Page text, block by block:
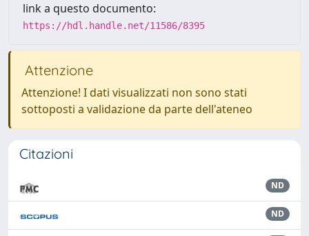
link a questo documento:
https://hdl.handle.net/11586/8395
Attenzione
Attenzione! I dati visualizzati non sono stati
sottoposti a validazione da parte dell'ateneo
Citazioni
ND
ND